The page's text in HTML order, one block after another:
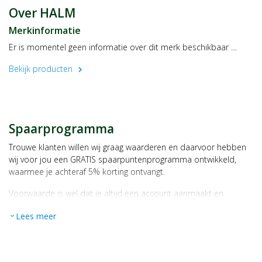
Meesters van de Halm
5473 HE Heeswijk-Dinther
Over HALM
Merkinformatie
Er is momentel geen informatie over dit merk beschikbaar …
Bekijk producten
chevron_right
Spaarprogramma
Trouwe klanten willen wij graag waarderen en daarvoor hebben
wij voor jou een GRATIS spaarpuntenprogramma ontwikkeld,
waarmee je achteraf 5% korting ontvangt.
Voorwaarde is wel dat je altijd een account aanmaakt en
Bij iedere bestelling ontvang je per bestede euro 1 spaarpunt,
expand_more Lees meer